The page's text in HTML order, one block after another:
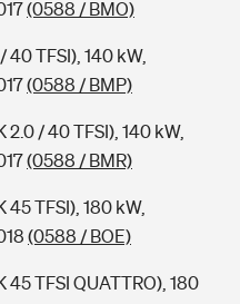
(0588 / BMO)
40 TFSI), 140 kW,
(0588 / BMP)
2.0 / 40 TFSI), 140 kW,
(0588 / BMR)
45 TFSI), 180 kW,
(0588 / BOE)
45 TFSI QUATTRO), 180